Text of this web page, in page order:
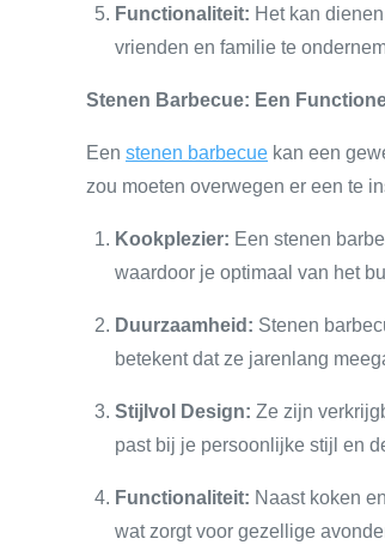
Functionaliteit: Het kan
vrienden en familie te
Stenen Barbecue: Een
Een stenen barbecue kan een
zou moeten overwegen er een te
Kookplezier: Een stenen
waardoor je optimaal van het
Duurzaamheid: Stenen
betekent dat ze jarenlang
Stijlvol Design: Ze zijn
past bij je persoonlijke stijl en
Functionaliteit: Naast koken
wat zorgt voor gezellige